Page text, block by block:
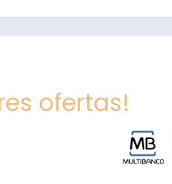
ofertas!